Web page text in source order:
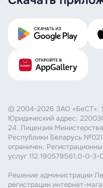
© 2004-2026 ЗАО «БеСТ».
Юридический адрес:
24. Лицензия
Республики Беларусь
ограничен.
услуг 112.190579561.0-0-
Решение администрации
регистрации интернет-